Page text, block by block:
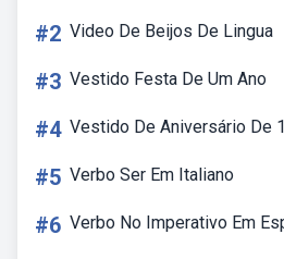
#2 Video De Beijos De Lingua
#3 Vestido Festa De Um Ano
#4 Vestido De Aniversário De
#5 Verbo Ser Em Italiano
#6 Verbo No Imperativo Em